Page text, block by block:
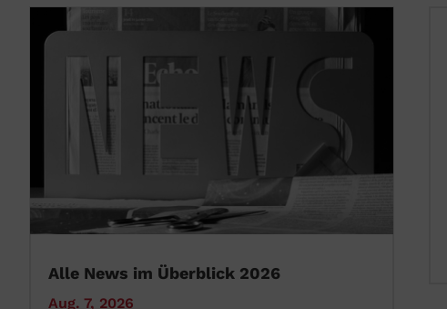
Alle News im Überblick 2026
Aug. 7, 2026